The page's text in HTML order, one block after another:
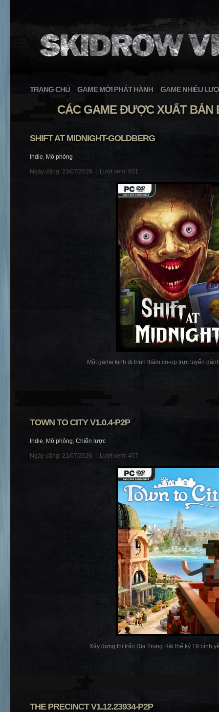
TRANG CHỦ GAME MỚI PHÁT HÀNH GAME NHIỀU
CÁC GAME ĐƯỢC XUẤT BẢN
SHIFT AT MIDNIGHT-GOLDBERG
Indie, Mô phỏng
Ngày đăng: 23/07/2026 | Lượt xem: 651
Một game kinh dị trinh thám co-op trực tuyến
TOWN TO CITY V1.0.4-P2P
Indie, Mô phỏng, Chiến lược
Ngày đăng: 21/07/2026 | Lượt xem: 457
Xây dựng thị trấn Địa Trung Hải thế kỷ 19 bình
THE PRECINCT V1.12.23934-P2P